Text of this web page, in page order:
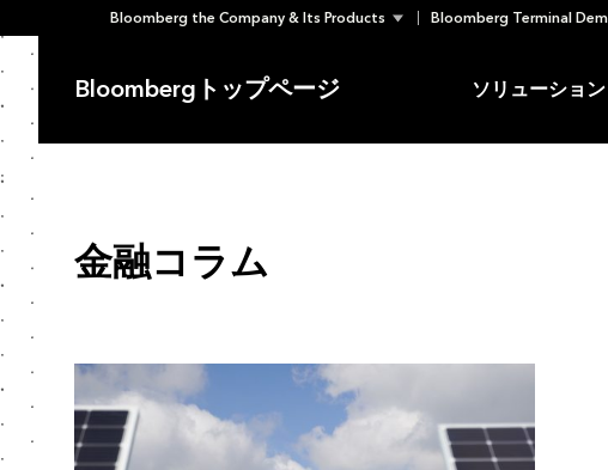
Bloomberg the Company & Its Products Bloomberg Terminal
Bloombergトップページ ソリューション
金融コラム